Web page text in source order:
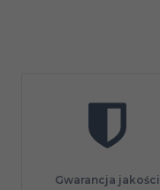
Gwarancja jakości